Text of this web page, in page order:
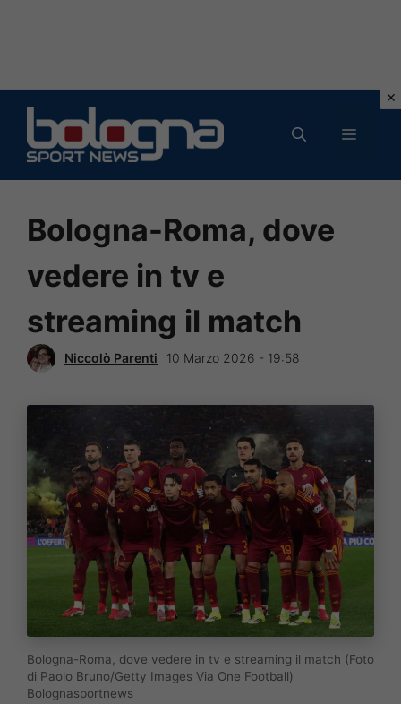
contenuto
MENU
Bologna-Roma, dove
vedere in tv e
streaming il match
Niccolò Parenti 10 Marzo 2026 - 19:58
Bologna-Roma, dove vedere in tv e streaming il match (Foto
di Paolo Bruno/Getty Images Via One Football)
Bolognasportnews